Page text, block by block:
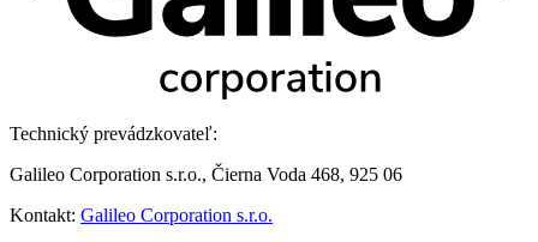
Technický prevádzkovateľ:
Galileo Corporation s.r.o., Čierna Voda 468, 925 06
Kontakt: Galileo Corporation s.r.o.